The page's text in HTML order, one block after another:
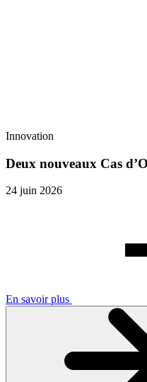
Innovation
Deux nouveaux Cas
24 juin 2026
En savoir plus